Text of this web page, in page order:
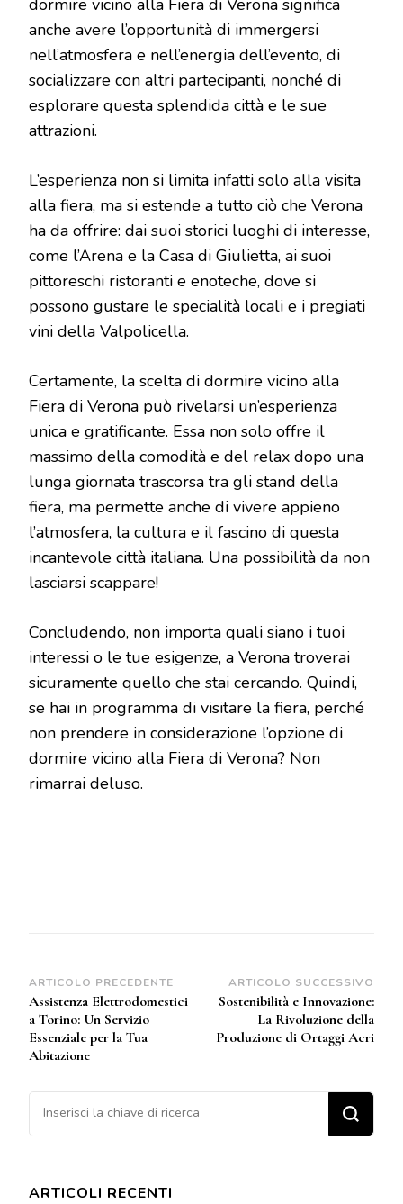
dormire vicino alla Fiera di Verona significa
anche avere l’opportunità di immergersi
nell’atmosfera e nell’energia dell’evento, di
socializzare con altri partecipanti, nonché di
esplorare questa splendida città e le sue
attrazioni.
L’esperienza non si limita infatti solo alla visita
alla fiera, ma si estende a tutto ciò che Verona
ha da offrire: dai suoi storici luoghi di interesse,
come l’Arena e la Casa di Giulietta, ai suoi
pittoreschi ristoranti e enoteche, dove si
possono gustare le specialità locali e i pregiati
vini della Valpolicella.
Certamente, la scelta di dormire vicino alla
Fiera di Verona può rivelarsi un’esperienza
unica e gratificante. Essa non solo offre il
massimo della comodità e del relax dopo una
lunga giornata trascorsa tra gli stand della
fiera, ma permette anche di vivere appieno
l’atmosfera, la cultura e il fascino di questa
incantevole città italiana. Una possibilità da non
lasciarsi scappare!
Concludendo, non importa quali siano i tuoi
interessi o le tue esigenze, a Verona troverai
sicuramente quello che stai cercando. Quindi,
se hai in programma di visitare la fiera, perché
non prendere in considerazione l’opzione di
dormire vicino alla Fiera di Verona? Non
rimarrai deluso.
Navigazione
articoli
ARTICOLO PRECEDENTE
Assistenza Elettrodomestici
a Torino: Un Servizio
Essenziale per la Tua
Abitazione
ARTICOLO SUCCESSIVO
Sostenibilità e Innovazione:
La Rivoluzione della
Produzione di Ortaggi Acri
Cerchi qualcosa?
ARTICOLI RECENTI